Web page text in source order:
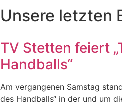
Unsere letzten
TV Stetten feiert
Handballs“
Am vergangenen Samstag
des Handballs“ in der und um